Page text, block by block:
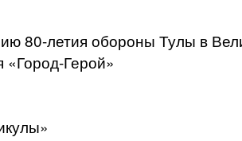
80-летия обороны Тулы в
«Город-Герой»